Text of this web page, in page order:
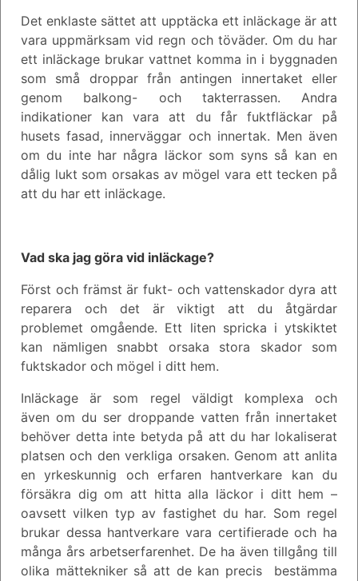
Det enklaste sättet att upptäcka ett inläckage är att
vara uppmärksam vid regn och töväder. Om du har
ett inläckage brukar vattnet komma in i byggnaden
som små droppar från antingen innertaket eller
genom balkong- och takterrassen. Andra
indikationer kan vara att du får fuktfläckar på
husets fasad, innerväggar och innertak. Men även
om du inte har några läckor som syns så kan en
dålig lukt som orsakas av mögel vara ett tecken på
att du har ett inläckage.
Vad ska jag göra vid inläckage?
Först och främst är fukt- och vattenskador dyra att
reparera och det är viktigt att du åtgärdar
problemet omgående. Ett liten spricka i ytskiktet
kan nämligen snabbt orsaka stora skador som
fuktskador och mögel i ditt hem.
Inläckage är som regel väldigt komplexa och
även om du ser droppande vatten från innertaket
behöver detta inte betyda på att du har lokaliserat
platsen och den verkliga orsaken. Genom att anlita
en yrkeskunnig och erfaren hantverkare kan du
försäkra dig om att hitta alla läckor i ditt hem –
oavsett vilken typ av fastighet du har. Som regel
brukar dessa hantverkare vara certifierade och ha
många års arbetserfarenhet. De ha även tillgång till
olika mättekniker så att de kan precis bestämma